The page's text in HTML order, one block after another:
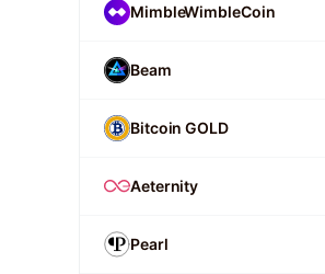
MimbleWimbleCoin
Beam
Bitcoin GOLD
Aeternity
Pearl